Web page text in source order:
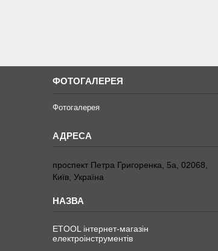
ФОТОГАЛЕРЕЯ
Фотогалерея
проспект Петра Григоренка, 5а, 02068,
Київ, Україна
ETOOL інтернет-магазін
електроінструментів